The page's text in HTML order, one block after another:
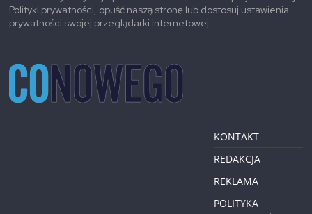
Polityki prywatności, opuść naszą stronę lub dostosuj ustawienia
prywatności swojej przeglądarki internetowej.
KONTAKT
REDAKCJA
REKLAMA
POLITYKA